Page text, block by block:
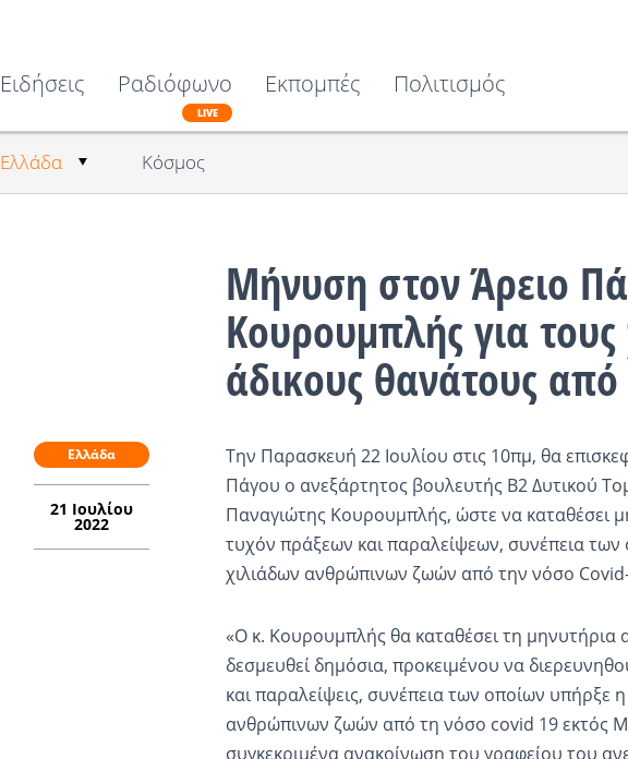
Ειδήσεις
Ελλάδα Κόσμος
Ραδιόφωνο
LIVE
Εκπομπές Πολιτισμός
Μήνυση στον Άρειο
Κουρουμπλής για τους
άδικους θανάτους
Ελλάδα
21 Ιουλίου
2022
Την Παρασκευή 22 Ιουλίου στις 10πμ, θα
Πάγου ο ανεξάρτητος βουλευτής Β2 Δυτικού
Παναγιώτης Κουρουμπλής, ώστε να καταθέσει
τυχόν πράξεων και παραλείψεων, συνέπεια
χιλιάδων ανθρώπινων ζωών από την νόσο
«Ο κ. Κουρουμπλής θα καταθέσει τη μηνυτήρια
δεσμευθεί δημόσια, προκειμένου να
και παραλείψεις, συνέπεια των οποίων υπήρξε
ανθρώπινων ζωών από τη νόσο covid 19 εκτός
συγκεκριμένα ανακοίνωση του γραφείου του